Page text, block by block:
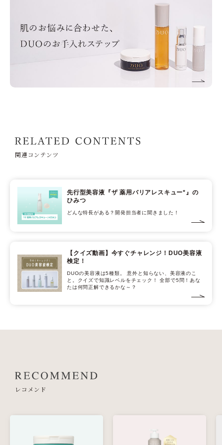
関連コンテンツ
先行型美容液『ザ 薬用バリアレスキュー*』の
ひみつ
どんな特長がある？開発担当者に聞きました！
【クイズ動画】今すぐチャレンジ！DUO美容液
検定！
DUOの美容液は5種類。 意外と知らない、美容液のこ
と。クイズで知識レベルをチェック！ 全部で5問！あな
たは何問正解できるかな～？
レコメンド